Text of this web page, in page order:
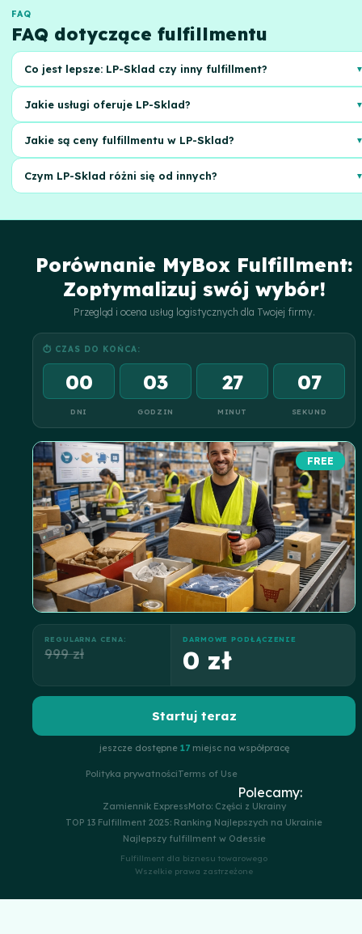
FAQ
FAQ dotyczące fulfillmentu
Co jest lepsze: LP-Sklad czy inny fulfillment?
wybór zależy od Twoich potrzeb. Rozważ wolumeny, usługi i koszt.
Jakie usługi oferuje LP-Sklad?
dostawę zamówień. Dostępna jest również obsługa zwrotów i
Jakie są ceny fulfillmentu w LP-Sklad?
towarów i wymaganych usług. Zamów kalkulację na stronie LP-Sklad.
Czym LP-Sklad różni się od innych?
przejrzyste raportowanie. To pozwala optymalizować koszty i
Porównanie MyBox Fulfillment:
Zoptymalizuj swój wybór!
Przegląd i ocena usług logistycznych dla Twojej firmy.
⏱ CZAS DO KOŃCA:
00
DNI
03
GODZIN
27
MINUT
06
SEKUND
FREE
REGULARNA CENA:
999 zł
DARMOWE PODŁĄCZENIE
0 zł
Startuj teraz
jeszcze dostępne 17miejsc na współpracę
Polityka prywatnościTerms of Use
Polecamy:
Zamiennik ExpressMoto: Części z Ukrainy
TOP 13 Fulfillment 2025: Ranking Najlepszych na Ukrainie
Najlepszy fulfillment w Odessie
Fulfillment dla biznesu towarowego
Wszelkie prawa zastrzeżone